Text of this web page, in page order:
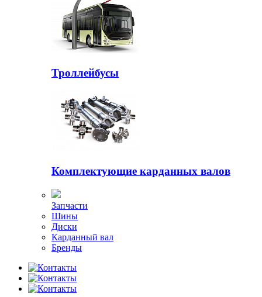
Троллейбусы
Комплектующие карданных валов
Запчасти
Шины
Диски
Карданный вал
Бренды